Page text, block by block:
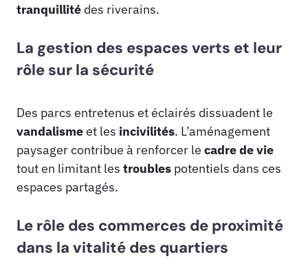
tranquillité des riverains.
La gestion des espaces verts et leur
rôle sur la sécurité
Des parcs entretenus et éclairés dissuadent le
vandalismeet les incivilités. L’aménagement
paysager contribue à renforcer le cadre de vie
tout en limitant les troubles potentiels dans ces
espaces partagés.
Le rôle des commerces de proximité
dans la vitalité des quartiers